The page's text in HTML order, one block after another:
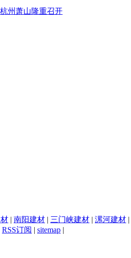
| 南阳建材 | 三门峡建材 | 漯河建材 |
RSS订阅 | sitemap |